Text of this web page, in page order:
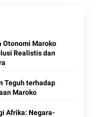
Otonomi Maroko
Realistis dan
Teguh terhadap
Maroko
Afrika: Negara-